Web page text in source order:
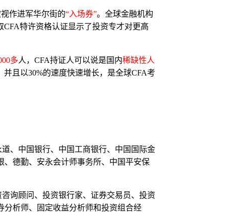
作进军华尔街的“入场券”。全球金融机构
CFA特许资格认证显示了投资专才对更高
多人， CFA持证人可以说是国内稀缺性人
且以30%的速度快速增长，是全球CFA考
、中国银行、中国工商银行、中国国际金
德勤、安永会计师事务所、中国平安保
询顾问、投资银行家、证券交易员、投资
分析师、固定收益分析师和投资组合经